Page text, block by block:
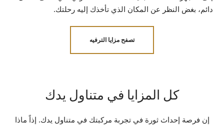
دائم، بغض النظر عن المكان الذي تأخذك إليه رحلتك.
تصفح مزايا الترفيه
كل المزايا في متناول يدك
إن فرصة إحداث ثورة في تجربة مركبتك في متناول يدك. إذاً ماذا